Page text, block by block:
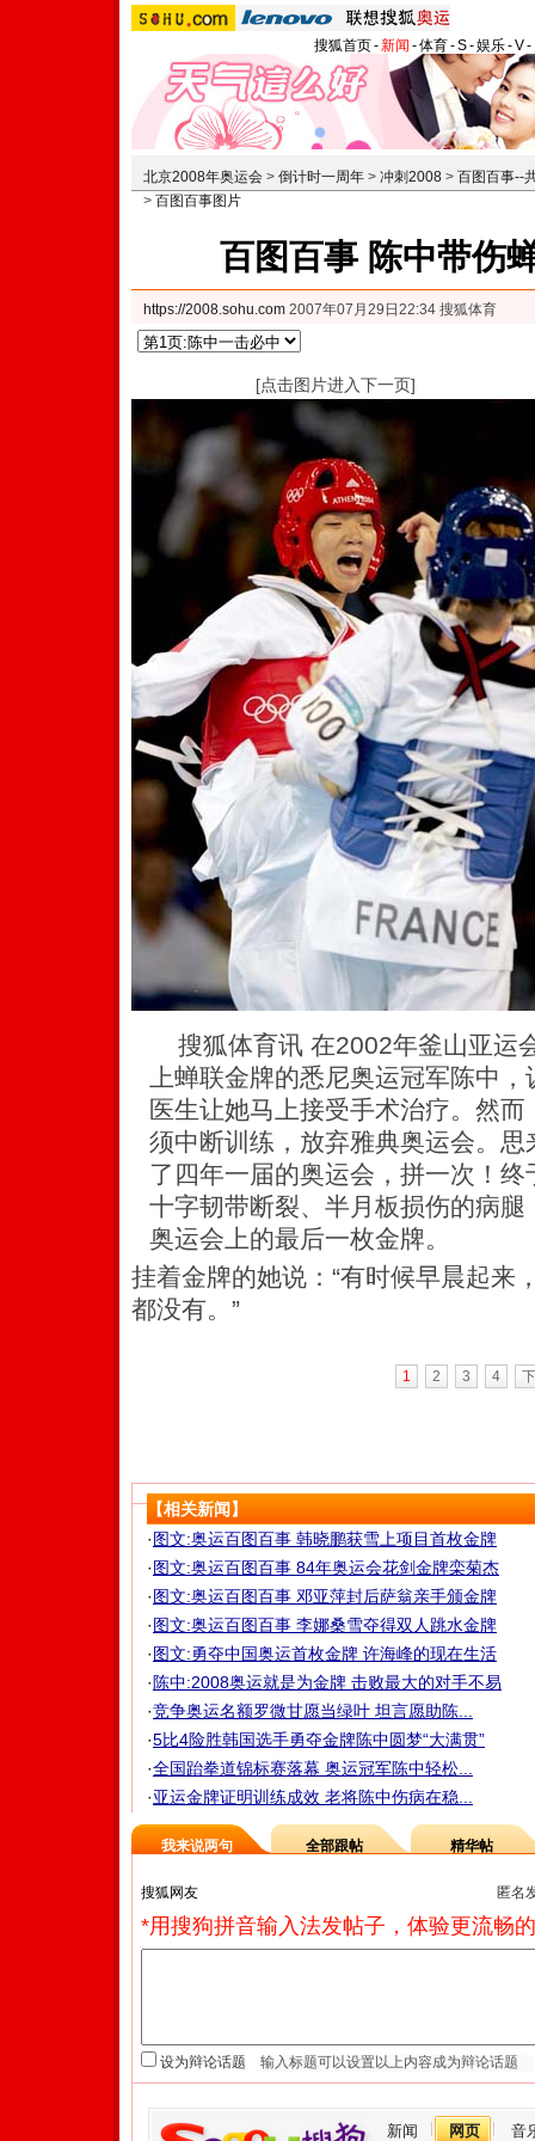
搜狐首页-新闻 -体育-S-娱乐-V-
北京2008年奥运会 > 倒计时一周年 > 冲刺2008 > 百图百事--
> 百图百事图片
百图百事 陈中带伤
https://2008.sohu.com 2007年07月29日22:34 搜狐体育
[点击图片进入下一页]
搜狐体育讯 在2002年釜山亚运
上蝉联金牌的悉尼奥运冠军陈中
医生让她马上接受手术治疗。然
须中断训练，放弃雅典奥运会。
了四年一届的奥运会，拼一次！
十字韧带断裂、半月板损伤的病
奥运会上的最后一枚金牌。
挂着金牌的她说：“有时候早晨起来
都没有。”
1 2 3 4
【相关新闻】
·图文:奥运百图百事 韩晓鹏获雪上项目首枚金牌
·图文:奥运百图百事 84年奥运会花剑金牌栾菊杰
·图文:奥运百图百事 邓亚萍封后萨翁亲手颁金牌
·图文:奥运百图百事 李娜桑雪夺得双人跳水金牌
·图文:勇夺中国奥运首枚金牌 许海峰的现在生活
· 陈中:2008奥运就是为金牌 击败最大的对手不易
·竞争奥运名额罗微甘愿当绿叶 坦言愿助陈...
·5比4险胜韩国选手勇夺金牌陈中圆梦“大满贯”
·全国跆拳道锦标赛落幕 奥运冠军陈中轻松...
·亚运金牌证明训练成效 老将陈中伤病在稳...
我来说两句 全部跟帖 精华帖
匿名
*用搜狗拼音输入法发帖子，体验更流畅
设为辩论话题
新闻 网页 音